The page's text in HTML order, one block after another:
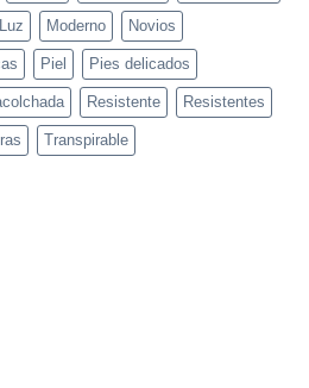
Luz Moderno Novios
Piel Pies delicados
Resistente Resistentes
Transpirable